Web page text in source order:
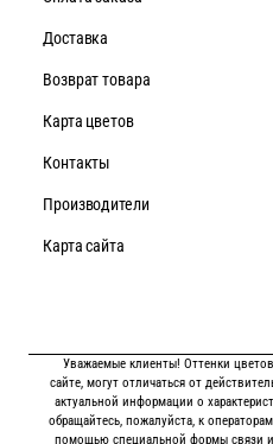
Доставка
Возврат товара
Карта цветов
Контакты
Производители
Карта сайта
Уважаемые клиенты! Оттенки
сайте, могут отличаться от
актуальной информации о
обращайтесь, пожалуйста, к
помощью специальной формы связи